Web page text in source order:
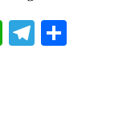
WhatsApp
Telegram